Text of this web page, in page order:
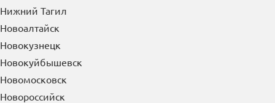
Нижний Тагил
Новоалтайск
Новокузнецк
Новокуйбышевск
Новомосковск
Новороссийск